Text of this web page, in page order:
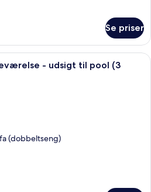
Se priser
Et hotelværelse med en seng, to lilla
- udsigt til pool (3
(dobbeltseng)